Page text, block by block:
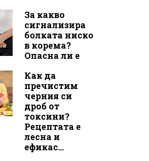
За какво
сигнализира
болката ниско
в корема?
Опасна ли е
Как да
пречистим
черния си
дроб от
токсини?
Рецептата е
лесна и
ефикас...